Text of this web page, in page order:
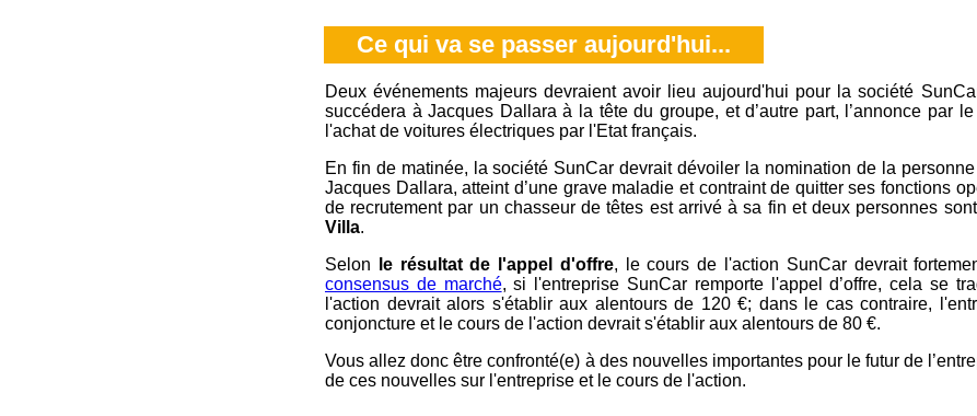
Ce qui va se passer aujourd'hui...
Deux événements majeurs devraient avoir lieu aujourd'hui pour la société
succédera à Jacques Dallara à la tête du groupe, et d’autre part, l’annonce par
l'achat de voitures électriques par l'Etat français.
En fin de matinée, la société SunCar devrait dévoiler la nomination de la
Jacques Dallara, atteint d’une grave maladie et contraint de quitter ses fonctions
de recrutement par un chasseur de têtes est arrivé à sa fin et deux personnes
Villa.
Selon
le résultat de l'appel d'offre, le cours de l'action SunCar devrait
consensus de marché, si l'entreprise SunCar remporte l'appel d’offre, cela se
l'action devrait alors s'établir aux alentours de 120 €; dans le cas contraire,
conjoncture et le cours de l'action devrait s'établir aux alentours de 80 €.
Vous allez donc être confronté(e) à des nouvelles importantes pour le futur de
de ces nouvelles sur l'entreprise et le cours de l'action.